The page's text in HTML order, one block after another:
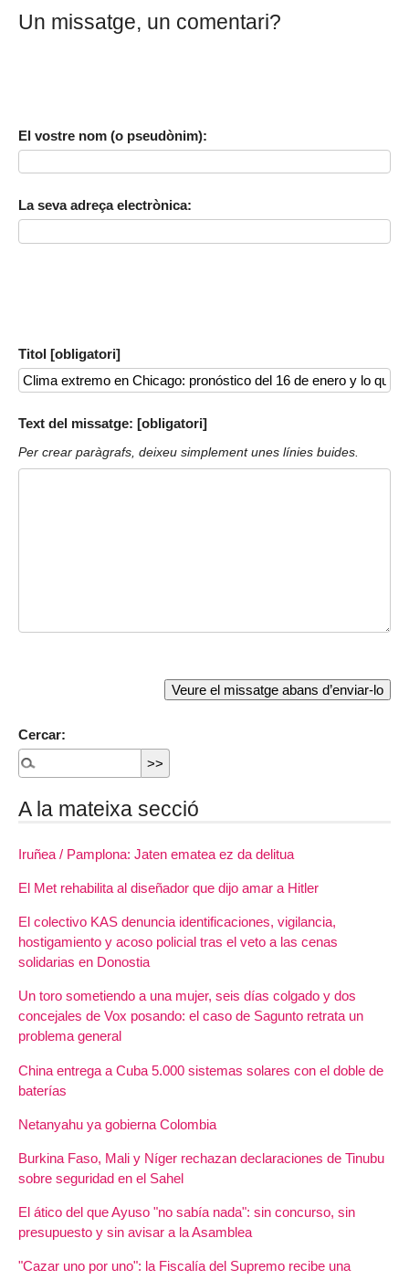
Un missatge, un comentari?
El vostre nom (o pseudònim):
La seva adreça electrònica:
Titol [obligatori]
Text del missatge: [obligatori]
Per crear paràgrafs, deixeu simplement unes línies buides.
Cercar:
A la mateixa secció
Iruñea / Pamplona: Jaten ematea ez da delitua
El Met rehabilita al diseñador que dijo amar a Hitler
El colectivo KAS denuncia identificaciones, vigilancia,
hostigamiento y acoso policial tras el veto a las cenas
solidarias en Donostia
Un toro sometiendo a una mujer, seis días colgado y dos
concejales de Vox posando: el caso de Sagunto retrata un
problema general
China entrega a Cuba 5.000 sistemas solares con el doble de
baterías
Netanyahu ya gobierna Colombia
Burkina Faso, Mali y Níger rechazan declaraciones de Tinubu
sobre seguridad en el Sahel
El ático del que Ayuso "no sabía nada": sin concurso, sin
presupuesto y sin avisar a la Asamblea
"Cazar uno por uno": la Fiscalía del Supremo recibe una